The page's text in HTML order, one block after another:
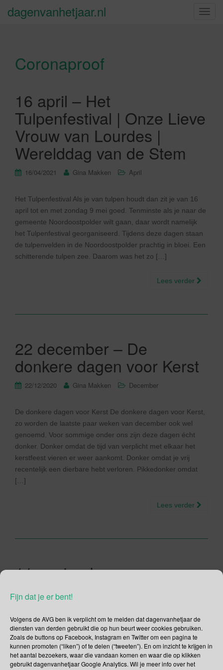
Fijn dat je er bent!
Volgens de AVG ben ik verplicht om te melden dat dagenvanhetjaar de
diensten van derden gebruikt die op hun beurt weer cookies gebruiken.
Zoals de buttons op Facebook, Instagram en Twitter om een pagina te
kunnen promoten (“liken”) of te delen (“tweeten”). En om inzicht te krijgen in
het aantal bezoekers, waar die vandaan komen en waar die op klikken
gebruikt dagenvanhetjaar Google Analytics. Wil je meer info over het
S
v
dagenvanhetjaar.nl
Coronaproof
16 april – Het
Tulpenfestival | Onze Lieve
Vrouw van Lourdes |
Werelddag van de Stem
16/04/2021 Gina Makken April
Het Tulpenfestival Als je van tulpen houdt dan zit je van 16
april tot en met zondag 9 mei goed. Tenminste als je naar de
gemeente Noordoostpolder wilt gaan, daar wordt namelijk
het Tulpenfestival georganiseerd. Tijdens deze dagen staan
de tulpenvelden in de Noordoostpolder prachtig in bloei. Een
schitterende tulpen zee. Daarom was het zo […]
Lees verder
22 december – De
donkere dagen voor Kerst
22/12/2020 Gina Makken December
De donkere dagen voor Kerst De donkere dagen voor Kerst,
zo worden de laatste paar weken van december ook wel
genoemd. Voor sommige onder ons zijn deze dagen écht
donker. Donker omdat de tijd van verplicht met elkaar het
kerstfeest vieren er weer aankomt. Donker omdat je vrij
recentelijk een dierbare hebt verloren. Pikkedonker omdat
[…]
Lees verder
11 september –
Bedrijfsuitjesdag | Belletje
Trekken dag | aanslagen
op 11 september 2001 |
Dag van de Kraamzorg |
Dag van de